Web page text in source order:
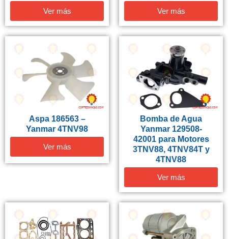
Ver más Ver más
Aspa 186563 –
Yanmar 4TNV98
Ver más
Bomba de Agua
Yanmar 129508-
42001 para Motores
3TNV88, 4TNV84T y
4TNV88
Ver más